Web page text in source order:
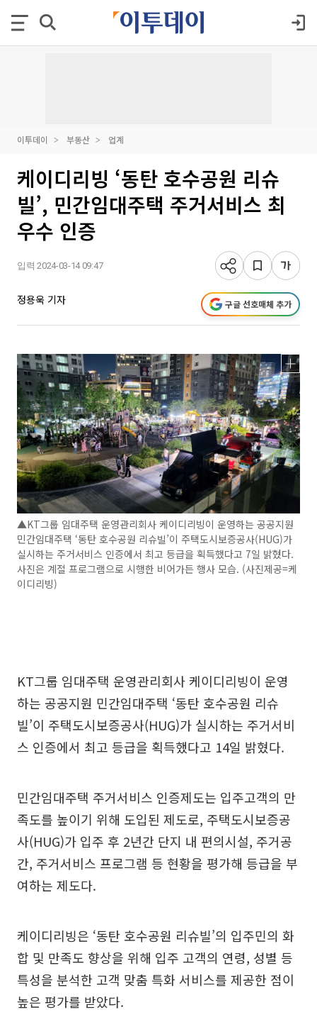
이투데이 부동산 업계
케이디리빙 ‘동탄 호수공원 리슈
빌’, 민간임대주택 주거서비스 최
우수 인증
입력 2024-03-14 09:47
정용욱 기자 구글 선호매체 추가
▲KT그룹 임대주택 운영관리회사 케이디리빙이 운영하는 공공지원
민간임대주택 ‘동탄 호수공원 리슈빌’이 주택도시보증공사(HUG)가
실시하는 주거서비스 인증에서 최고 등급을 획득했다고 7일 밝혔다.
사진은 계절 프로그램으로 시행한 비어가든 행사 모습. (사진제공=케
이디리빙)
KT그룹 임대주택 운영관리회사 케이디리빙이 운영
하는 공공지원 민간임대주택 ‘동탄 호수공원 리슈
빌’이 주택도시보증공사(HUG)가 실시하는 주거서비
스 인증에서 최고 등급을 획득했다고 14일 밝혔다.
민간임대주택 주거서비스 인증제도는 입주고객의 만
족도를 높이기 위해 도입된 제도로, 주택도시보증공
사(HUG)가 입주 후 2년간 단지 내 편의시설, 주거공
간, 주거서비스 프로그램 등 현황을 평가해 등급을 부
여하는 제도다.
케이디리빙은 ‘동탄 호수공원 리슈빌’의 입주민의 화
합 및 만족도 향상을 위해 입주 고객의 연령, 성별 등
특성을 분석한 고객 맞춤 특화 서비스를 제공한 점이
높은 평가를 받았다.